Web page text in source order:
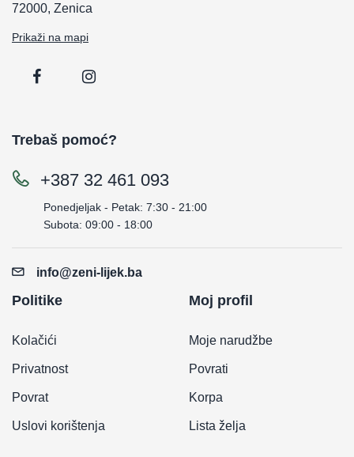
72000, Zenica
Prikaži na mapi
Trebaš pomoć?
+387 32 461 093
Ponedjeljak - Petak: 7:30 - 21:00
Subota: 09:00 - 18:00
info@zeni-lijek.ba
Politike
Kolačići
Privatnost
Povrat
Uslovi korištenja
Moj profil
Moje narudžbe
Povrati
Korpa
Lista želja